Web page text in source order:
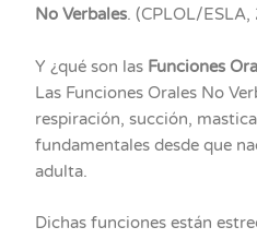
No Verbales. (CPLOL/ESLA,
Y ¿qué son las Funciones
Las Funciones Orales No
respiración, succión,
fundamentales desde que
adulta.
Dichas funciones están